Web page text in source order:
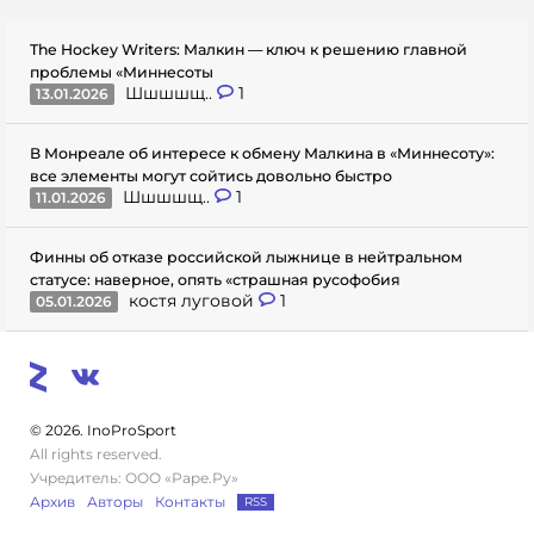
The Hockey Writers: Малкин — ключ к решению главной
проблемы «Миннесоты
13.01.2026
Шшшшщ.. 1
В Монреале об интересе к обмену Малкина в «Миннесоту»:
все элементы могут сойтись довольно быстро
11.01.2026
Шшшшщ.. 1
Финны об отказе российской лыжнице в нейтральном
статусе: наверное, опять «страшная русофобия
05.01.2026
костя луговой 1
© 2026. InoProSport
All rights reserved.
Учредитель: ООО «Раре.Ру»
Архив
Авторы Контакты RSS